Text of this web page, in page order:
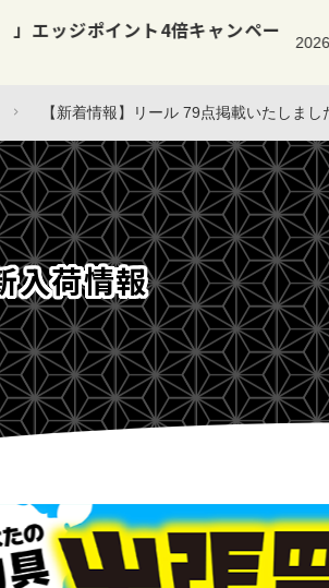
2026.08.07 入荷情報 【新着情報
【新着情報】リール 79点掲載いたしまし
入荷情報